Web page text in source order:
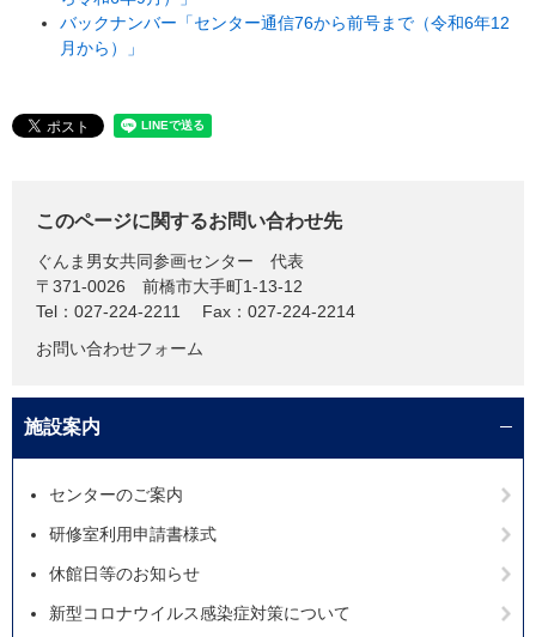
バックナンバー「センター通信76から前号まで（令和6年12
月から）」
このページに関するお問い合わせ先
ぐんま男女共同参画センター
代表
〒371-0026
前橋市大手町1-13-12
Tel：027-224-2211
Fax：027-224-2214
お問い合わせフォーム
施設案内
センターのご案内
研修室利用申請書様式
休館日等のお知らせ
新型コロナウイルス感染症対策について